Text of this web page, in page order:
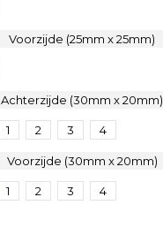
Voorzijde (25mm x 25mm)
Achterzijde (30mm x 20mm)
1 2 3 4
Voorzijde (30mm x 20mm)
1 2 3 4